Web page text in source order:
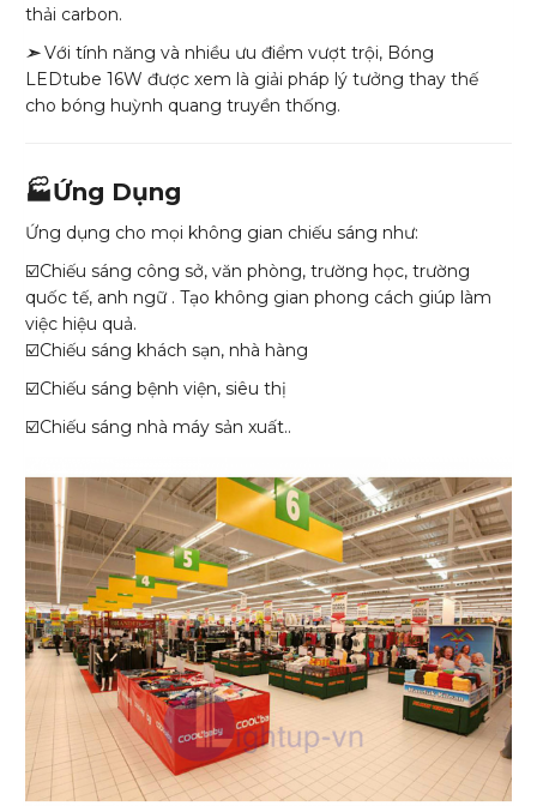
thải carbon.
➣Với tính năng và nhiều ưu điểm vượt trội, Bóng
LEDtube 16W được xem là giải pháp lý tưởng thay thế
cho bóng huỳnh quang truyền thống.
🏭Ứng Dụng
Ứng dụng cho mọi không gian chiếu sáng như:
☑️Chiếu sáng công sở, văn phòng, trường học, trường
quốc tế, anh ngữ . Tạo không gian phong cách giúp làm
việc hiệu quả.
☑️Chiếu sáng khách sạn, nhà hàng
☑️Chiếu sáng bệnh viện, siêu thị
☑️Chiếu sáng nhà máy sản xuất..